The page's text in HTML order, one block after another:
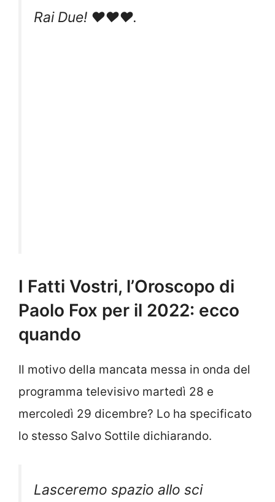
Rai Due! ❤️❤️❤️.
I Fatti Vostri, l’Oroscopo di
Paolo Fox per il 2022: ecco
quando
Il motivo della mancata messa in onda del
programma televisivo martedì 28 e
mercoledì 29 dicembre? Lo ha specificato
lo stesso Salvo Sottile dichiarando.
Lasceremo spazio allo sci